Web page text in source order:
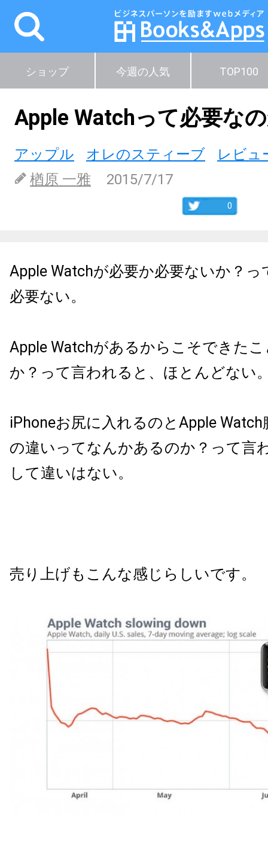
ショップ 今週の人気 TOP100
Apple Watchって必要な
アップル オレのスティーブ
レビュ
楢原 一雅
2015/7/17
0
Apple Watchが必要か必要ないか？
必要ない。
Apple Watchがあるからこそできた
か？って言われると、ほとんどない
iPhoneお尻に入れるのとApple
の違いってなんかあるのか？って言
して違いはない。
売り上げもこんな感じらしいです。